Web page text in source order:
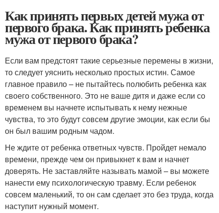
Как принять первых детей мужа от
первого брака. Как принять ребенка
мужа от первого брака?
Если вам предстоят такие серьезные перемены в жизни,
то следует уяснить несколько простых истин. Самое
главное правило – не пытайтесь полюбить ребенка как
своего собственного. Это не ваше дитя и даже если со
временем вы начнете испытывать к нему нежные
чувства, то это будут совсем другие эмоции, как если бы
он был вашим родным чадом.
Не ждите от ребенка ответных чувств. Пройдет немало
времени, прежде чем он привыкнет к вам и начнет
доверять. Не заставляйте называть мамой – вы можете
нанести ему психологическую травму. Если ребенок
совсем маленький, то он сам сделает это без труда, когда
наступит нужный момент.